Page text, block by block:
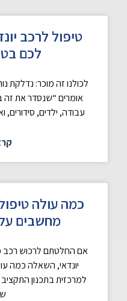
טיפול לרכב
לכם
לכולנו זה מוכר: נדלקת
אומרים “שנסדר את זה
עבודה, ילדים, סידורים,
כמה עולה טיפול
מחשבים
אם החלטתם לרכוש רכב
יונדאי, השאלה כמה
למרכזית בתכנון